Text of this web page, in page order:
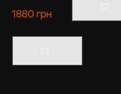
1880 грн